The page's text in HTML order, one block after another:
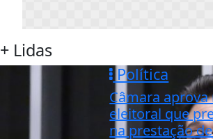
+ Lidas
Política
Câmara
eleitoral que
na prestação